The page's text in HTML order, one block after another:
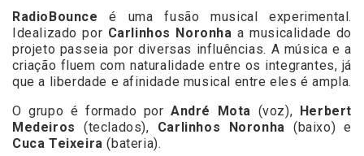
RadioBounceé uma fusão musical experimental.
Idealizado por Carlinhos Noronhaa musicalidade do
projeto passeia por diversas influências. A música e a
criação fluem com naturalidade entre os integrantes, já
que a liberdade e afinidade musical entre eles é ampla.
O grupo é formado porAndré Mota (voz),
Herbert
Medeiros (teclados), Carlinhos Noronha (baixo) e
Cuca Teixeira (bateria).